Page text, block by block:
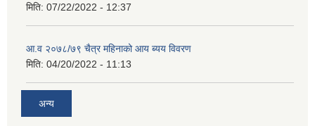
मिति: 07/22/2022 - 12:37
आ.व २०७८/७९ चैत्र महिनाको आय ब्यय विवरण
मिति: 04/20/2022 - 11:13
अन्य